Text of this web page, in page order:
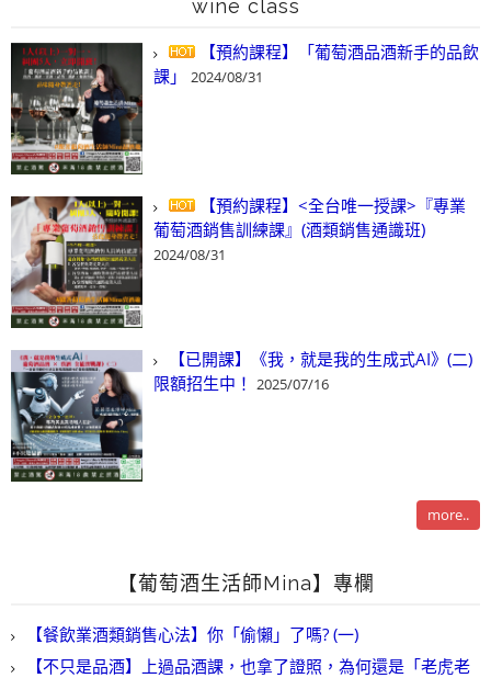
wine class
【預約課程】「葡萄酒品酒新手的品飲
課」
2024/08/31
【預約課程】<全台唯一授課>『專業
葡萄酒銷售訓練課』(酒類銷售通識班)
2024/08/31
【已開課】《我，就是我的生成式AI》(二)
限額招生中！ 2025/07/16
more..
【葡萄酒生活師Mina】專欄
【餐飲業酒類銷售心法】你「偷懶」了嗎? (一)
【不只是品酒】上過品酒課，也拿了證照，為何還是「老虎老